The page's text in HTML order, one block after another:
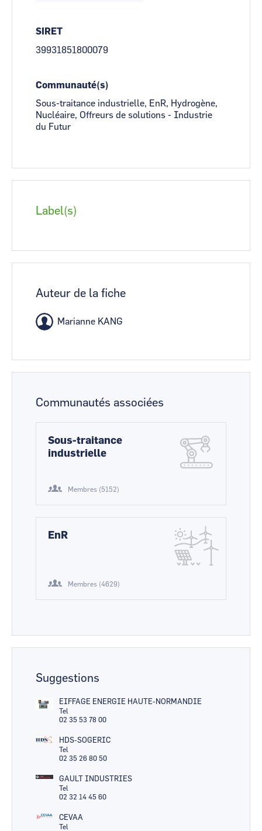
SIRET
39931851800079
Communauté(s)
Sous-traitance industrielle, EnR, Hydrogène,
Nucléaire, Offreurs de solutions - Industrie
du Futur
Label(s)
Auteur de la fiche
Marianne KANG
Communautés associées
Sous-traitance
industrielle
Membres (5152)
EnR
Membres (4629)
Suggestions
EIFFAGE ENERGIE HAUTE-NORMANDIE
Tel
02 35 53 78 00
HDS-SOGERIC
Tel
02 35 26 80 50
GAULT INDUSTRIES
Tel
02 32 14 45 60
CEVAA
Tel